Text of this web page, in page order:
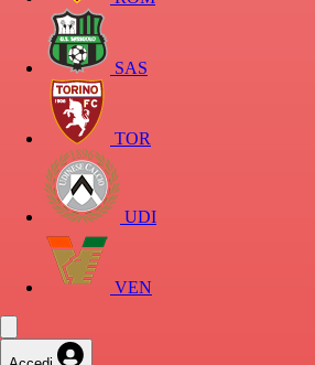
SAS
TOR
UDI
VEN